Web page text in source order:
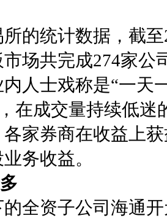
的统计数据，截
场共完成274家公
人士戏称是“一天
在成交量持续低
家券商在收益上
务收益。
全资子公司海通